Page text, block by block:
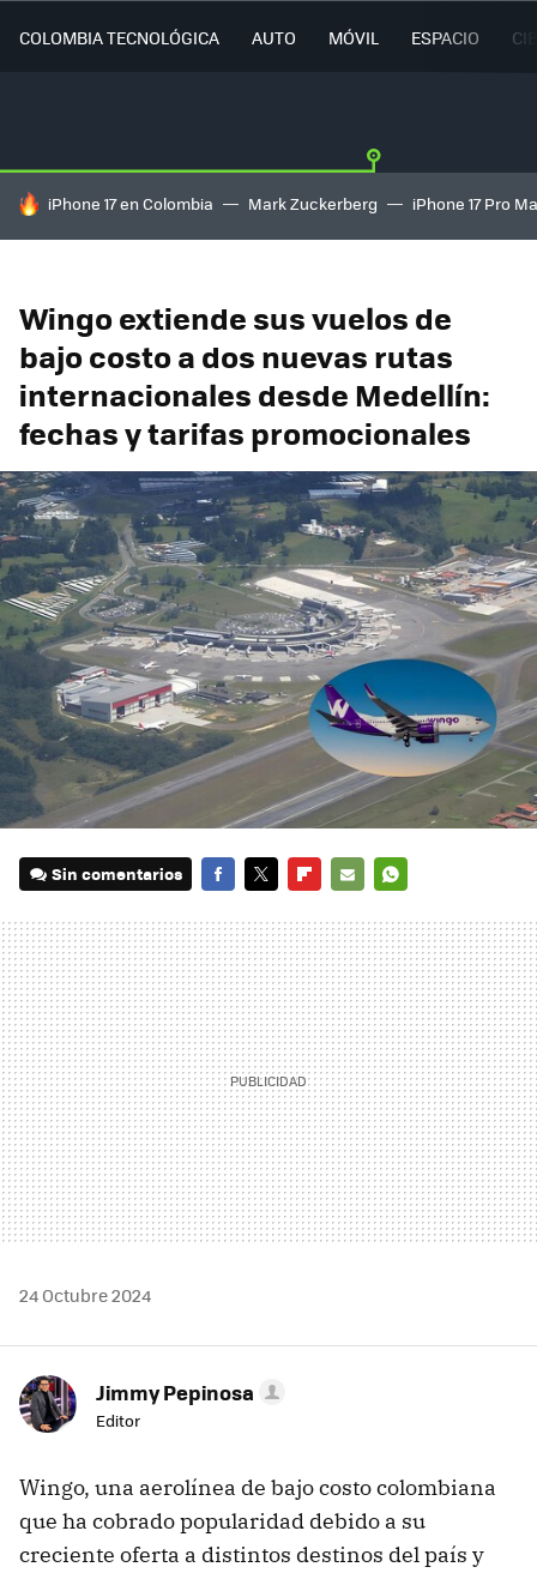
COLOMBIA TECNOLÓGICA AUTO MÓVIL ESPACIO
HOY SE HABLA DE
iPhone 17 en Colombia Mark Zuckerberg iPhone 17 Pro
Wingo extiende sus vuelos de
bajo costo a dos nuevas rutas
internacionales desde Medellín:
fechas y tarifas promocionales
Sin comentarios
MAIL
24 Octubre 2024
Jimmy Pepinosa
Editor
Wingo, una aerolínea de bajo costo colombiana
que ha cobrado popularidad debido a su
creciente oferta a distintos destinos del país y